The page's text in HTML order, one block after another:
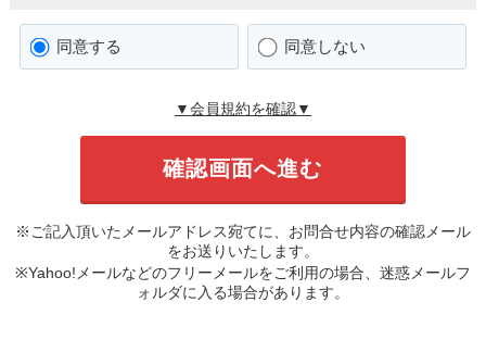
同意する 同意しない
▼会員規約を確認▼
※ご記入頂いたメールアドレス宛てに、お問合せ内容の確認メール
をお送りいたします。
※Yahoo!メールなどのフリーメールをご利用の場合、迷惑メールフ
ォルダに入る場合があります。